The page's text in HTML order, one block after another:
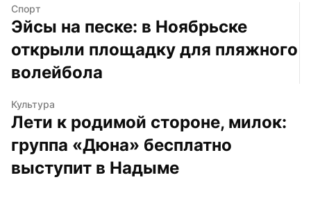
Спорт
Эйсы на песке: в Ноябрьске
открыли площадку для пляжного
волейбола
Культура
Лети к родимой стороне, милок:
группа «Дюна» бесплатно
выступит в Надыме